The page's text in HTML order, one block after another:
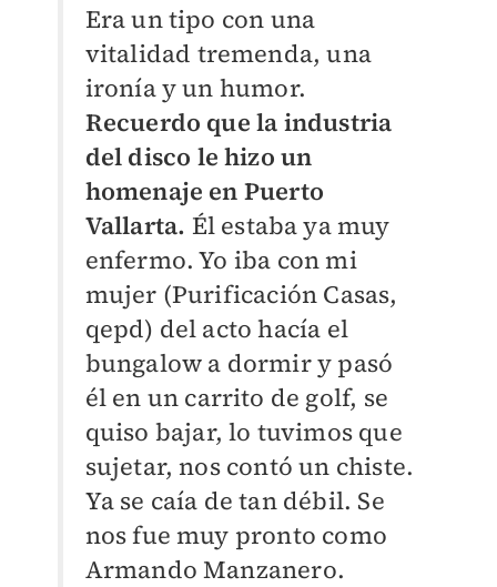
Era un tipo con una
vitalidad tremenda, una
ironía y un humor.
Recuerdo que la industria
del disco le hizo un
homenaje en Puerto
Vallarta. Él estaba ya muy
enfermo. Yo iba con mi
mujer (Purificación Casas,
qepd) del acto hacía el
bungalow a dormir y pasó
él en un carrito de golf, se
quiso bajar, lo tuvimos que
sujetar, nos contó un chiste.
Ya se caía de tan débil. Se
nos fue muy pronto como
Armando Manzanero.